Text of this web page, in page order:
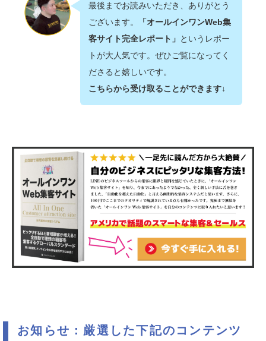
最後までお読みいただき、ありがとう
ございます。
「オールインワンWeb集
客サイト完全レポート」 というレポー
トが大人気です。ぜひご覧になってく
ださると嬉しいです。
こちらから受け取ることができます↓
お知らせ：厳選した下記のコンテンツ